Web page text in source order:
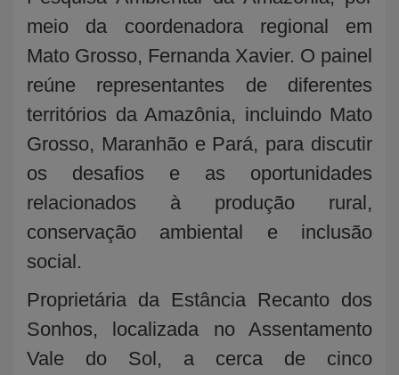
meio da coordenadora regional em
Mato Grosso, Fernanda Xavier. O painel
reúne representantes de diferentes
territórios da Amazônia, incluindo Mato
Grosso, Maranhão e Pará, para discutir
os desafios e as oportunidades
relacionados à produção rural,
conservação ambiental e inclusão
social.
Proprietária da Estância Recanto dos
Sonhos, localizada no Assentamento
Vale do Sol, a cerca de cinco